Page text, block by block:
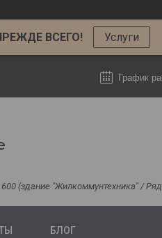
ВСЕГО! Услуги
График
(здание "Жилкоммунтехника" /
БЛОГ